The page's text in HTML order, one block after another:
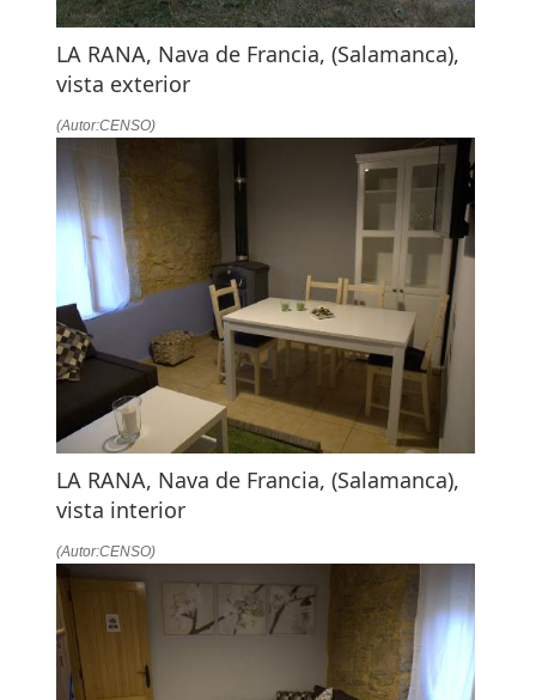
LA RANA, Nava de Francia, (Salamanca),
vista exterior
(Autor:CENSO)
LA RANA, Nava de Francia, (Salamanca),
vista interior
(Autor:CENSO)